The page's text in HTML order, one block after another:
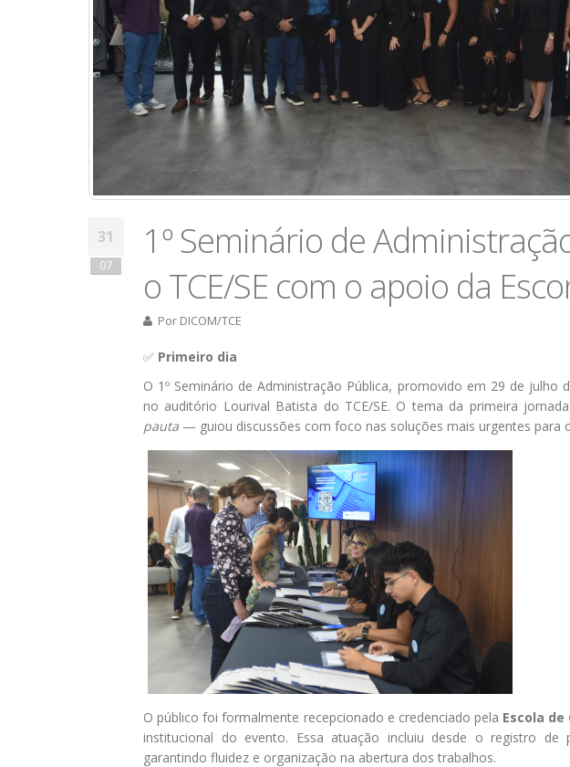
31
07
1º Seminário de
o TCE/SE com o apoio da
Por DICOM/TCE
​✅ Primeiro dia
O 1º Seminário de Administração Pública, promovido em 29 de julho
no auditório Lourival Batista do TCE/SE. O tema da primeira jornada:
pauta — guiou discussões com foco nas soluções mais urgentes para
O público foi formalmente recepcionado e credenciado pela Escola de
institucional do evento. Essa atuação incluiu desde o registro de
garantindo fluidez e organização na abertura dos trabalhos.